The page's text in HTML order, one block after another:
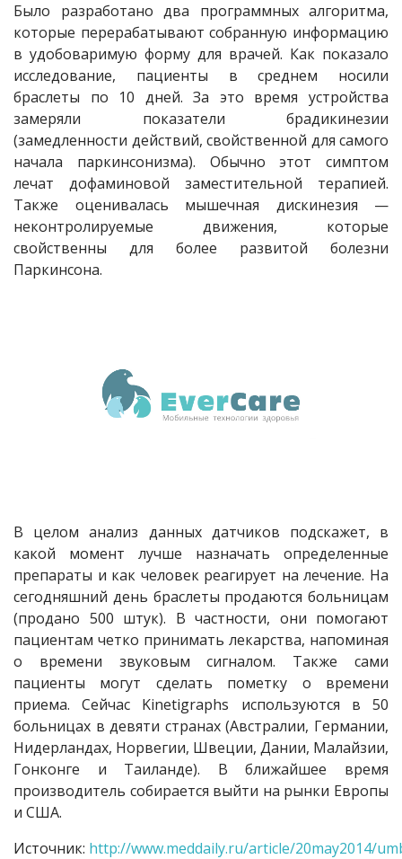
Было разработано два программных алгоритма,
которые перерабатывают собранную информацию
в удобоваримую форму для врачей. Как показало
исследование, пациенты в среднем носили
браслеты по 10 дней. За это время устройства
замеряли показатели брадикинезии
(замедленности действий, свойственной для самого
начала паркинсонизма). Обычно этот симптом
лечат дофаминовой заместительной терапией.
Также оценивалась мышечная дискинезия —
неконтролируемые движения, которые
свойственны для более развитой болезни
Паркинсона.
В целом анализ данных датчиков подскажет, в
какой момент лучше назначать определенные
препараты и как человек реагирует на лечение. На
сегодняшний день браслеты продаются больницам
(продано 500 штук). В частности, они помогают
пациентам четко принимать лекарства, напоминая
о времени звуковым сигналом. Также сами
пациенты могут сделать пометку о времени
приема. Сейчас Kinetigraphs используются в 50
больницах в девяти странах (Австралии, Германии,
Нидерландах, Норвегии, Швеции, Дании, Малайзии,
Гонконге и Таиланде). В ближайшее время
производитель собирается выйти на рынки Европы
и США.
Источник: http://www.meddaily.ru/article/20may2014/